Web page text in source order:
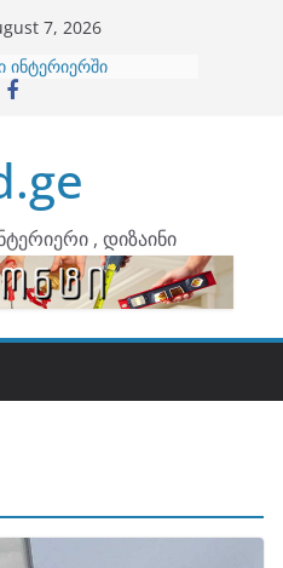
7, 2026
ინტერიერში
, დიზაინი